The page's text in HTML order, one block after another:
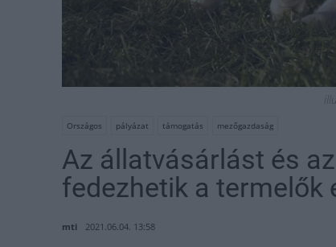
Országos pályázat támogatás mezőgazdaság
Az állatvásárlást és
fedezhetik a termelők
mti 2021.06.04. 13:58